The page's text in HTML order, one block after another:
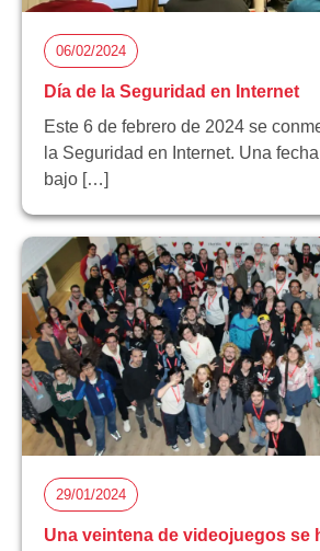
06/02/2024
Día de la Seguridad en Internet
Este 6 de febrero de 2024 se
la Seguridad en Internet. Una
bajo […]
29/01/2024
Una veintena de videojuegos se